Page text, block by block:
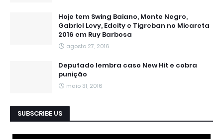
Hoje tem Swing Baiano, Monte Negro,
Gabriel Levy, Edcity e Tigreban no Micareta
2016 em Ruy Barbosa
agosto 27, 2016
Deputado lembra caso New Hit e cobra
punição
maio 31, 2016
SUBSCRIBE US